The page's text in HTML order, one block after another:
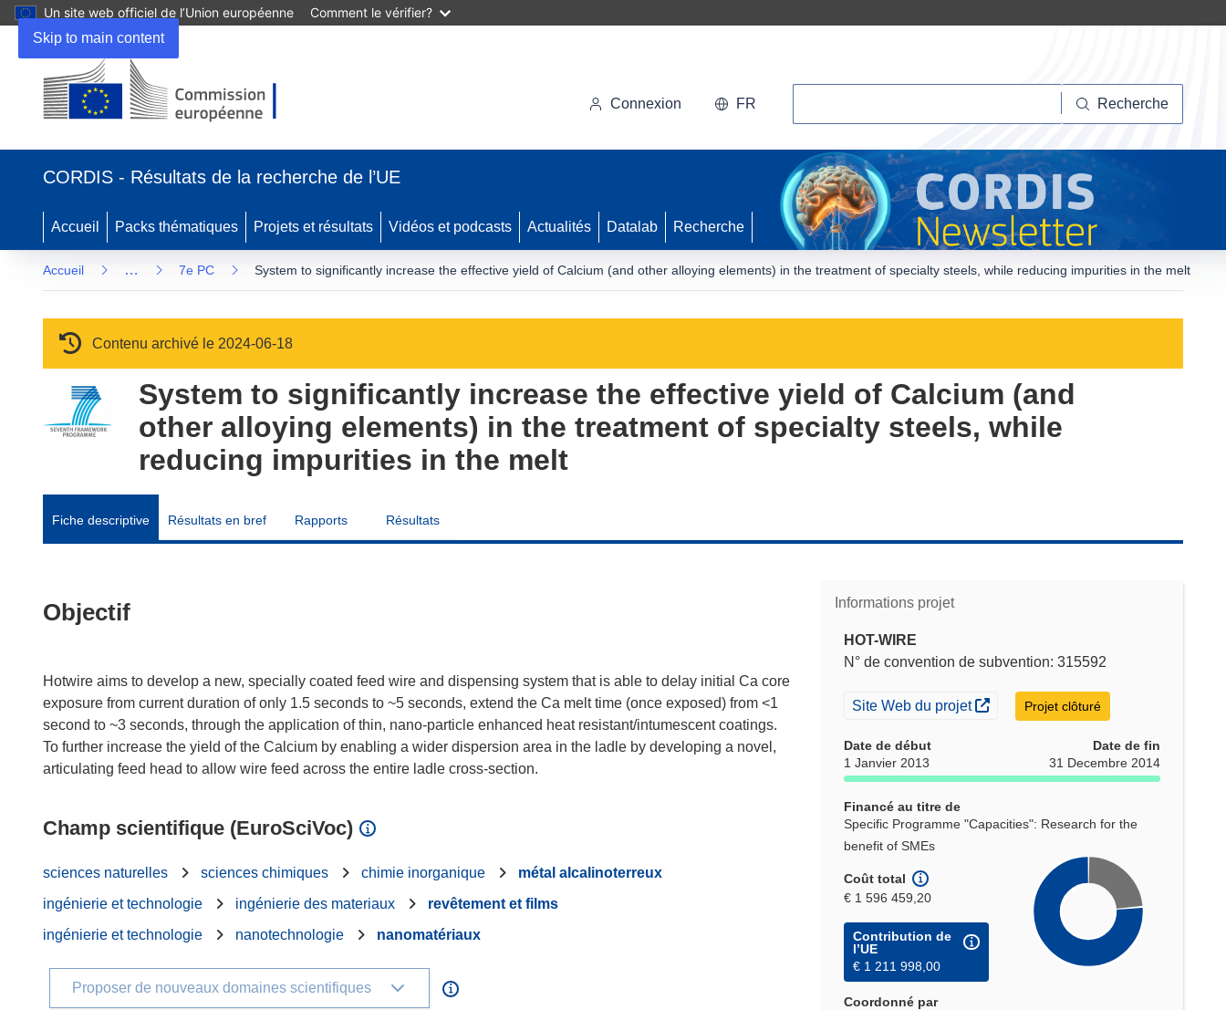
Skip to main content
Un site web officiel de l’Union européenne Comment le vérifier?
Connexion FR Recherche
CORDIS - Résultats de la recherche de l’UE
Accueil Packs thématiques Projets et résultats Vidéos et podcasts Actualités Datalab Recherche
Accueil … 7e PC System to significantly increase the effective yield of Calcium (and other alloying elements) in the treatment of specialty steels, while reducing impurities in the melt
Contenu archivé le 2024-06-18
System to significantly increase the effective yield of Calcium (and
other alloying elements) in the treatment of specialty steels, while
reducing impurities in the melt
Fiche descriptive Résultats en bref Rapports Résultats
Informations projet
HOT-WIRE
N° de convention de subvention: 315592
(s’ouvre dans une nouvelle fenêtre)
Site Web du projet Projet clôturé
Date de début
1 Janvier 2013
Date de fin
31 Decembre 2014
Financé au titre de
Specific Programme "Capacities": Research for the
benefit of SMEs
Coût total
€ 1 596 459,20
Contribution de
l’UE
€ 1 211 998,00
Coordonné par
Objectif
Hotwire aims to develop a new, specially coated feed wire and dispensing system that is able to delay initial Ca core
exposure from current duration of only 1.5 seconds to ~5 seconds, extend the Ca melt time (once exposed) from <1
second to ~3 seconds, through the application of thin, nano-particle enhanced heat resistant/intumescent coatings.
To further increase the yield of the Calcium by enabling a wider dispersion area in the ladle by developing a novel,
Champ scientifique (EuroSciVoc)
sciences naturelles sciences chimiques chimie inorganique
métal alcalinoterreux
ingénierie et technologie
ingénierie des materiaux
revêtement et films
ingénierie et technologie
nanotechnologie nanomatériaux
Proposer de nouveaux domaines scientifiques